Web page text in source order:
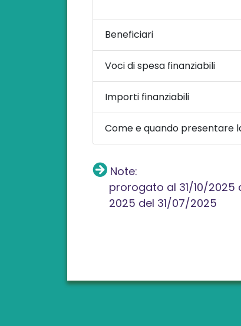
Beneficiari
Voci di spesa finanziabili
Importi finanziabili
Come e quando presentare
Note:
prorogato al 31/10/2025
2025 del 31/07/2025